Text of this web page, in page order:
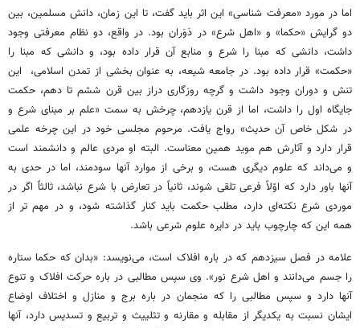
اما در مورد «معرفت شناسی» این اثر باید گفت، تا این زمان، دانش مسلمین، بین
دو گرایش «حکما» و «اهل شرع» در دَوَران بود. در واقع، دو نظام معرفتی وجود
داشت، دانشی که مبنا را شرع و منابع آن قرار داده بود، و دانشی که مبنا را
«حکمت» قرار داده بود. در جامعه شیعه، به عنوان بخشی از تمدن اسلامی، این
تنش و دوران وجود داشت و گرچه روزگاری دراز بین قرن ششم تا دهم، حکمت
جایگاه اول را داشت، اما از قرن یازدهم، چرخش به سمت «علم بر مبنای شرع و
در شکل خاص آن حدیث» رواج یافت. مرحوم مجلسی خود در این چرخه علمی
قرار دارد و آثارش هم موید همین معناست. البته او مردی عالم و دانشمند است
و می‌داند که علوم دیگری هست، و برخی از موارد آنها سودمند، اما در حدی به
آنها باور دارد که اوّلاً فرعی تلقی شوند، ثانیاً در تعارض با شرع نباشد، ثالثاً اگر در
موردی شرع نکته‌ای دارد، مطلب حکمت باید کنار گذاشته شود، و در مهم تر از
همه این که چارچوب باید در دایره علوم شرعی باشد.
علامه در فصل سیزدهم که در باره افلاک است، می‌نویسد: «بدان که حکما ستاره
را جسم می‌دانند و اهل شرع نور». وی سپس مطالبی در باره حرکت افلاک و تنوع
آنها دارد و سپس مطالبی را که منجمان در باره برج و منازل و اختلاف اوضاع
ایشان نسبت به یکدیگر از مقابله و مقارنه و تثلییث و تربیع و تسدیس دارد، آنها